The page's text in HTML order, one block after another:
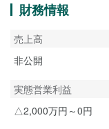
財務情報
売上高
非公開
実態営業利益
△2,000万円～0円